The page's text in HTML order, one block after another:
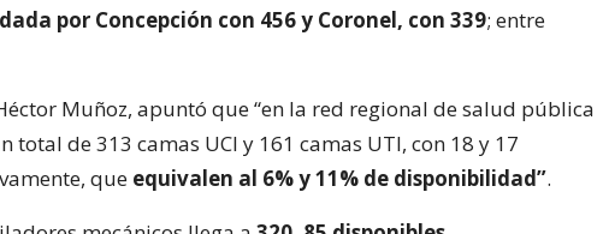
por Concepción con 456 y Coronel, con 339; entre
Muñoz, apuntó que “en la red regional de salud pública
total de 313 camas UCI y 161 camas UTI, con 18 y 17
que equivalen al 6% y 11% de disponibilidad”.